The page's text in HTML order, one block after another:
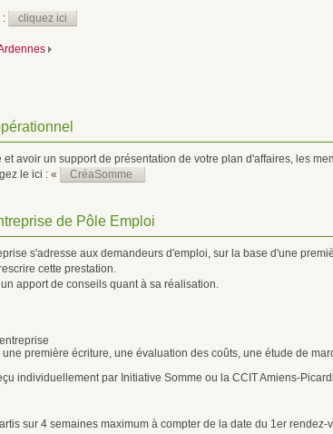
: cliquez ici
avoir un support de présentation de votre plan d'affaires, les
le ici : «
CréaSomme
de Pôle Emploi
s'adresse aux demandeurs d'emploi, sur la base d'une
cette prestation.
apport de conseils quant à sa réalisation.
première écriture, une évaluation des coûts, une étude de
individuellement par Initiative Somme ou la CCIT Amiens-
sur 4 semaines maximum à compter de la date du 1er rendez-